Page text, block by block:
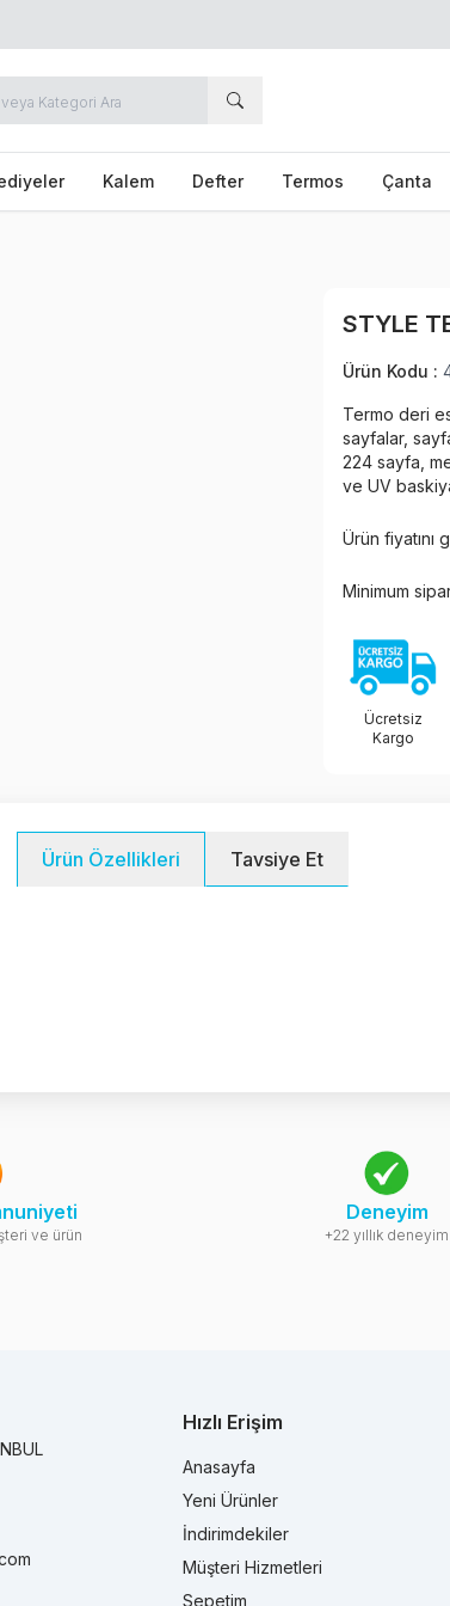
Kalem Defter Termos Çanta
STYLE
Ürün Kodu :
Termo deri
sayfalar,
224 sayfa,
ve UV
Ürün fiyatını
Minimum
Ücretsiz
Kargo
Ürün Özellikleri Tavsiye Et
ve ürün
Deneyim
+22 yıllık deneyim
Hızlı Erişim
Anasayfa
Yeni Ürünler
İndirimdekiler
Müşteri Hizmetleri
Sepetim